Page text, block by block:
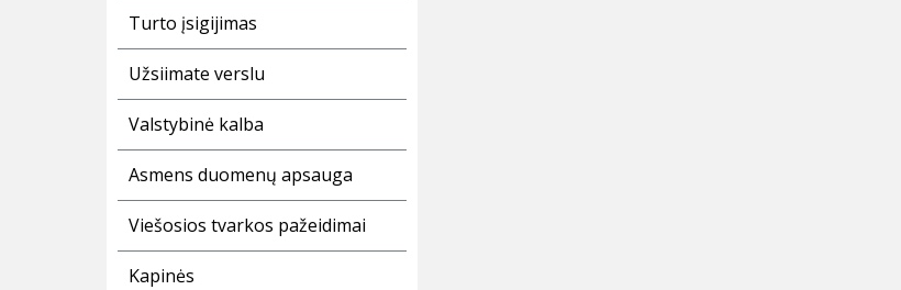
Turto įsigijimas
Užsiimate verslu
Valstybinė kalba
Asmens duomenų apsauga
Viešosios tvarkos pažeidimai
Kapinės